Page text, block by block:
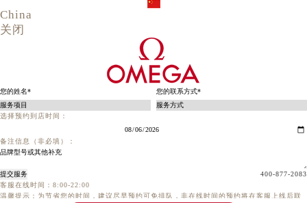
China
关闭
选择预约到店时间：
备注信息（非必填）：
提交服务
400-877-2083
客服在线时间：8:00-22:00
温馨提示：为节省您的时间，建议尽早预约可免排队，非在线时间的预约将在客服上线后联